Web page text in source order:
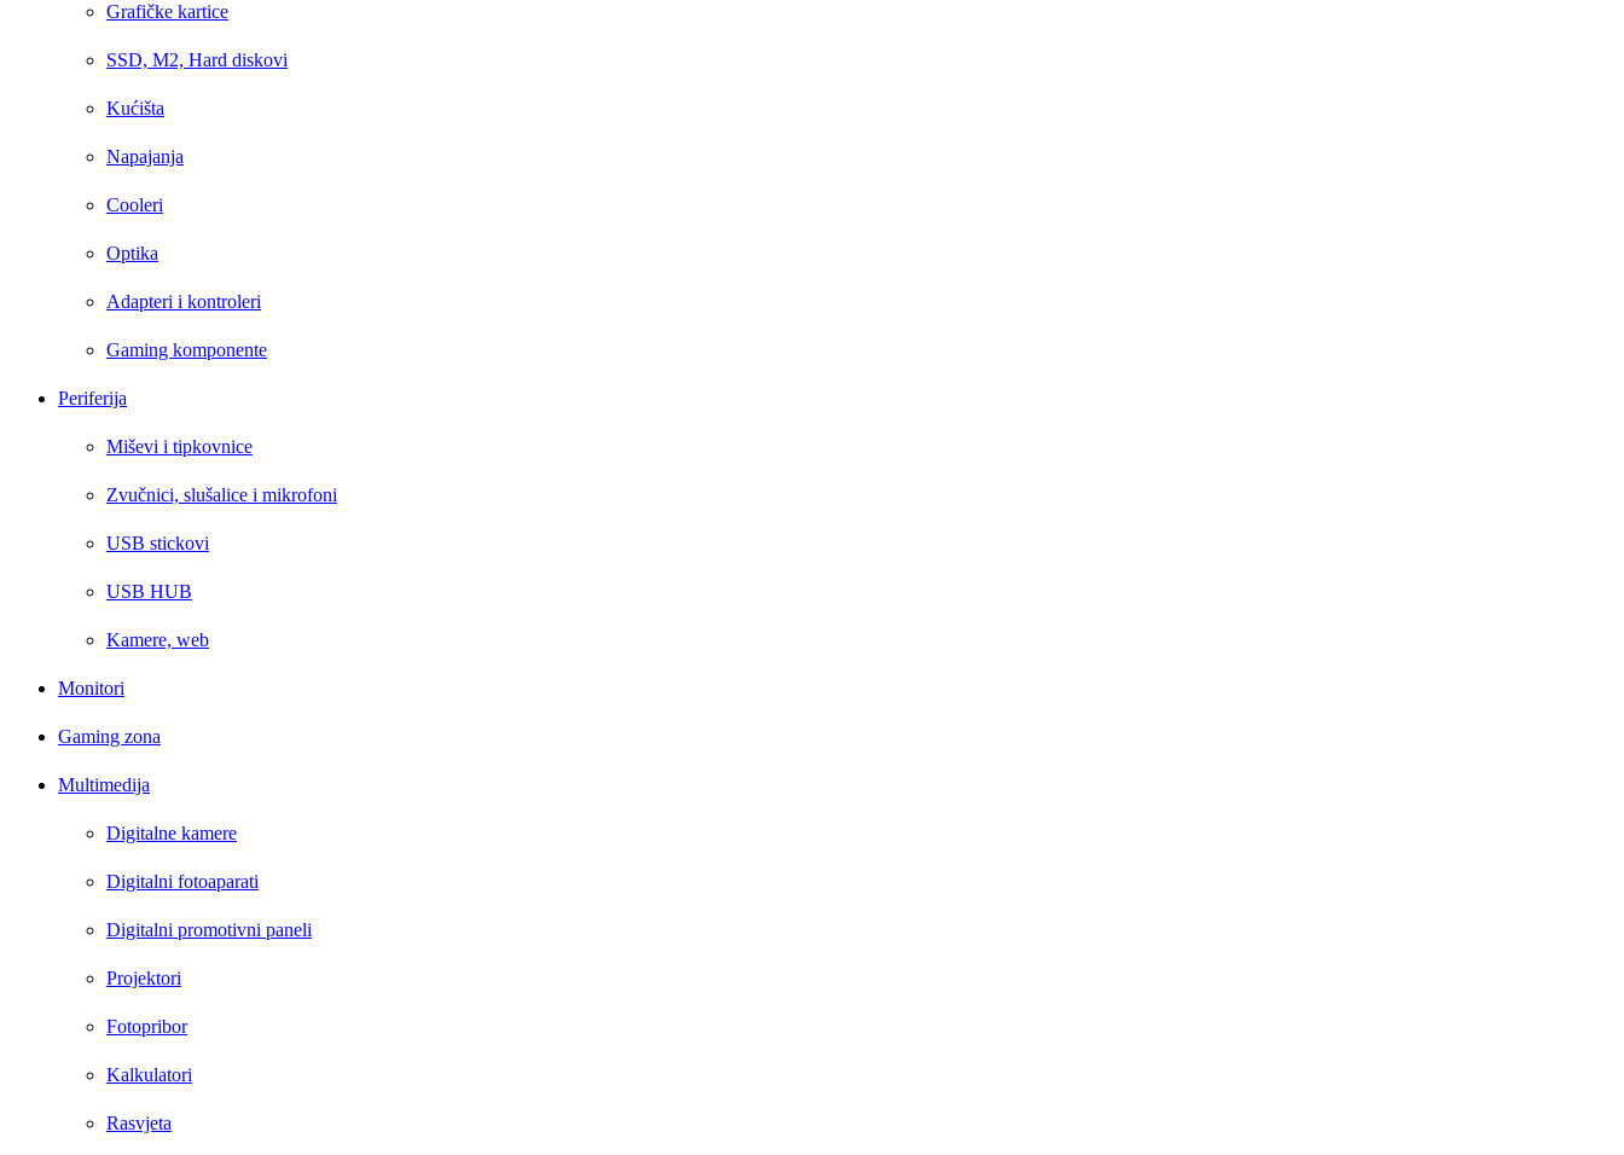
Grafičke kartice
SSD, M2, Hard diskovi
Kućišta
Napajanja
Cooleri
Optika
Adapteri i kontroleri
Gaming komponente
Periferija
Miševi i tipkovnice
Zvučnici, slušalice i mikrofoni
USB stickovi
USB HUB
Kamere, web
Monitori
Gaming zona
Multimedija
Digitalne kamere
Digitalni fotoaparati
Digitalni promotivni paneli
Projektori
Fotopribor
Kalkulatori
Rasvjeta